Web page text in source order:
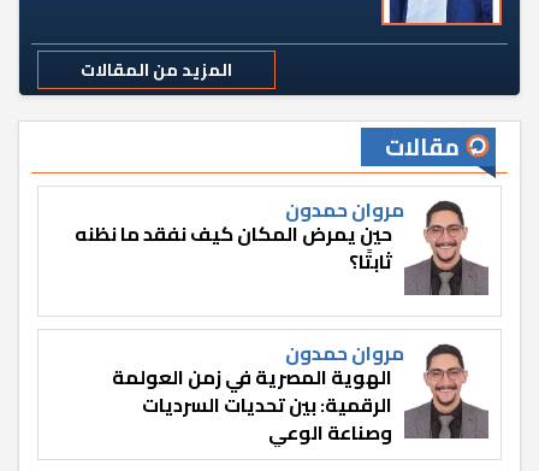
المزيد من المقالات
مقالات
مروان حمدون
حين يمرض المكان كيف نفقد ما نظنه
ثابتًا؟
مروان حمدون
الهوية المصرية في زمن العولمة
الرقمية: بين تحديات السرديات
وصناعة الوعي